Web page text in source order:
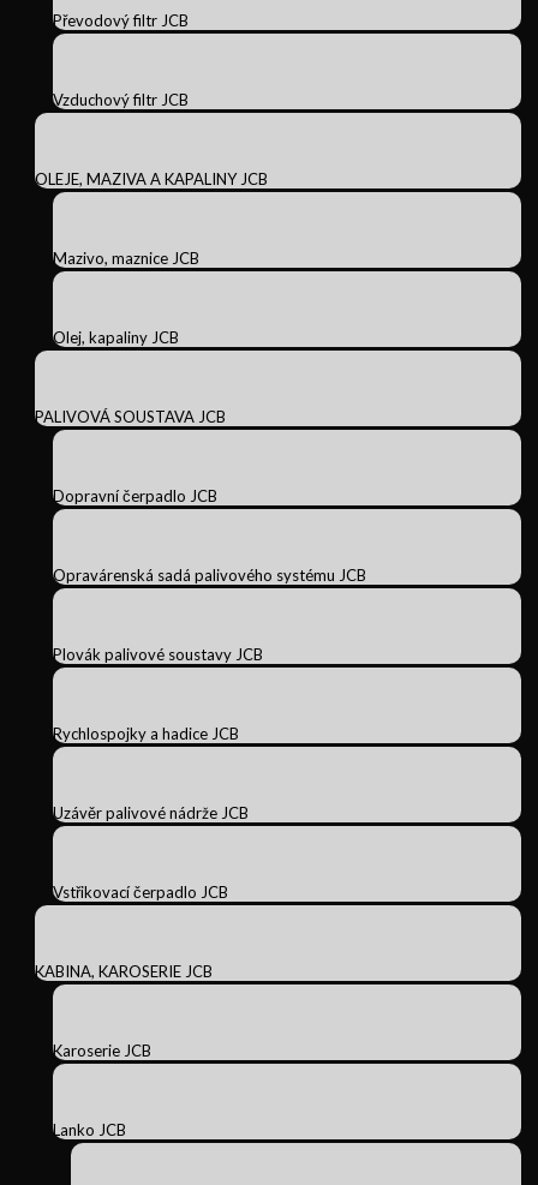
Převodový filtr JCB
Vzduchový filtr JCB
OLEJE, MAZIVA A KAPALINY JCB
Mazivo, maznice JCB
Olej, kapaliny JCB
PALIVOVÁ SOUSTAVA JCB
Dopravní čerpadlo JCB
Opravárenská sadá palivového systému JCB
Plovák palivové soustavy JCB
Rychlospojky a hadice JCB
Uzávěr palivové nádrže JCB
Vstřikovací čerpadlo JCB
KABINA, KAROSERIE JCB
Karoserie JCB
Lanko JCB